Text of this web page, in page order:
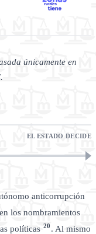
únicamente en
EL ESTADO DECIDE
anticorrupción
los nombramientos
políticas 20 . Al mismo